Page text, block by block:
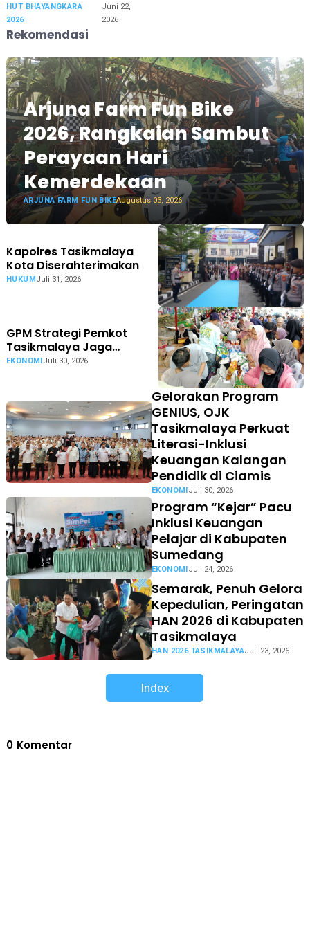
HUT BHAYANGKARA
2026
Juni 22,
2026
Rekomendasi
Arjuna Farm Fun Bike
2026, Rangkaian Sambut
Perayaan Hari
Kemerdekaan
ARJUNA FARM FUN BIKEAugustus 03, 2026
Kapolres Tasikmalaya
Kota Diserahterimakan
HUKUMJuli 31, 2026
GPM Strategi Pemkot
Tasikmalaya Jaga
Stabilitas Pasokan dan
EKONOMI Juli 30, 2026
Gelorakan Program
GENIUS, OJK
Tasikmalaya Perkuat
Literasi-Inklusi
Keuangan Kalangan
Pendidik di Ciamis
EKONOMIJuli 30, 2026
Program “Kejar” Pacu
Inklusi Keuangan
Pelajar di Kabupaten
Sumedang
EKONOMI Juli 24, 2026
Semarak, Penuh Gelora
Kepedulian, Peringatan
HAN 2026 di Kabupaten
Tasikmalaya
HAN 2026 TASIKMALAYAJuli 23, 2026
Index
0 Komentar